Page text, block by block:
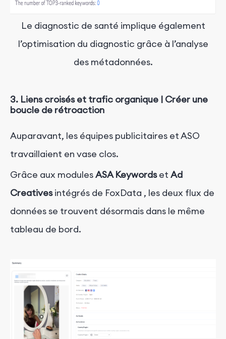
Le diagnostic de santé implique également
l’optimisation du diagnostic grâce à l’analyse
des métadonnées.
3. Liens croisés et trafic organique | Créer une
boucle de rétroaction
Auparavant, les équipes publicitaires et ASO
travaillaient en vase clos.
Grâce aux modulesASA Keywords et Ad
Creatives intégrés de FoxData , les deux flux de
données se trouvent désormais dans le même
tableau de bord.